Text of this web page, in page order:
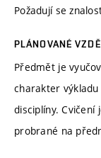
Požadují se
PLÁNOVANÉ
Předmět je
charakter
disciplíny.
probrané na